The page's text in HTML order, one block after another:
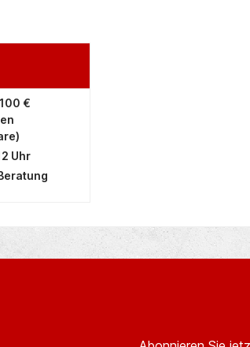
€
Uhr